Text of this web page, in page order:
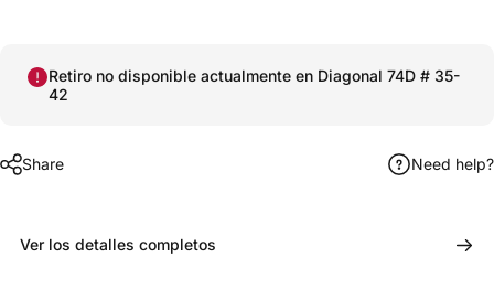
Retiro no disponible actualmente en Diagonal 74D # 35-
42
Share Need help?
Ver los detalles completos